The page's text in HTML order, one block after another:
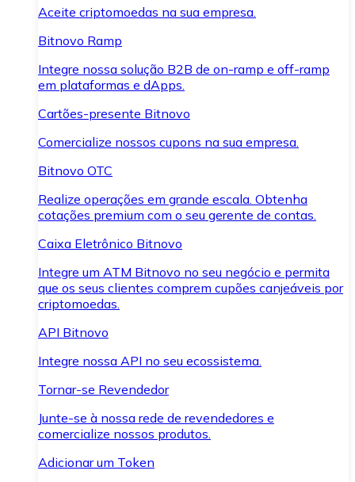
Aceite criptomoedas na sua empresa.
Bitnovo Ramp
Integre nossa solução B2B de on-ramp e off-ramp
em plataformas e dApps.
Cartões-presente Bitnovo
Comercialize nossos cupons na sua empresa.
Bitnovo OTC
Realize operações em grande escala. Obtenha
cotações premium com o seu gerente de contas.
Caixa Eletrônico Bitnovo
Integre um ATM Bitnovo no seu negócio e permita
que os seus clientes comprem cupões canjeáveis por
criptomoedas.
API Bitnovo
Integre nossa API no seu ecossistema.
Tornar-se Revendedor
Junte-se à nossa rede de revendedores e
comercialize nossos produtos.
Adicionar um Token